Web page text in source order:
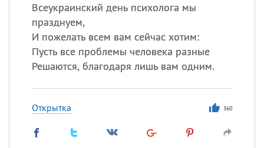
Всеукраинский день психолога мы
празднуем,
И пожелать всем вам сейчас хотим:
Пусть все проблемы человека разные
Решаются, благодаря лишь вам одним.
Открытка 360